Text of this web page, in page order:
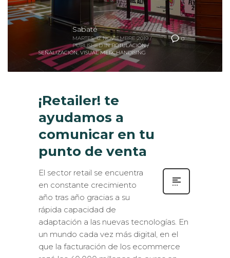
0
Sabaté
MARTES, 12 NOVIEMBRE 2019 /
PUBLISHED IN ROTULACIÓN /
SEÑALIZACIÓN,VISUAL MERCHANDISING
¡Retailer! te
ayudamos a
comunicar en tu
punto de venta
en constante crecimiento
año tras año gracias a su
rápida capacidad de
adaptación a las nuevas tecnologías. En
un mundo cada vez más digital, en el
que la facturación de los ecommerce
rozó los 40.000 millones de euros en